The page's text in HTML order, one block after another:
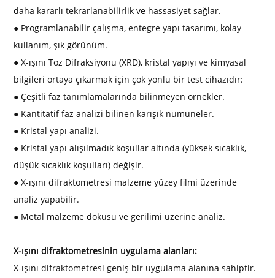
daha kararlı tekrarlanabilirlik ve hassasiyet sağlar.
● Programlanabilir çalışma, entegre yapı tasarımı, kolay
kullanım, şık görünüm.
● X-ışını Toz Difraksiyonu (XRD), kristal yapıyı ve kimyasal
bilgileri ortaya çıkarmak için çok yönlü bir test cihazıdır:
● Çeşitli faz tanımlamalarında bilinmeyen örnekler.
● Kantitatif faz analizi bilinen karışık numuneler.
● Kristal yapı analizi.
● Kristal yapı alışılmadık koşullar altında (yüksek sıcaklık,
düşük sıcaklık koşulları) değişir.
● X-ışını difraktometresi malzeme yüzey filmi üzerinde
analiz yapabilir.
● Metal malzeme dokusu ve gerilimi üzerine analiz.
X-ışını difraktometresinin uygulama alanları:
X-ışını difraktometresi geniş bir uygulama alanına sahiptir.